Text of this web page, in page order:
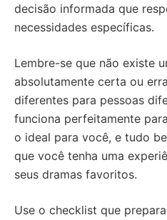
decisão informada que
necessidades específicas.
Lembre-se que não existe
absolutamente certa ou
diferentes para pessoas
funciona perfeitamente
o ideal para você, e tudo
que você tenha uma
seus dramas favoritos.
Use o checklist que